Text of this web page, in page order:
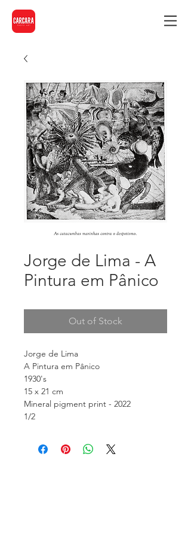
Jorge de Lima - A
Pintura em Pânico
Out of Stock
Jorge de Lima
A Pintura em Pânico
1930's
15 x 21 cm
Mineral pigment print - 2022
1/2